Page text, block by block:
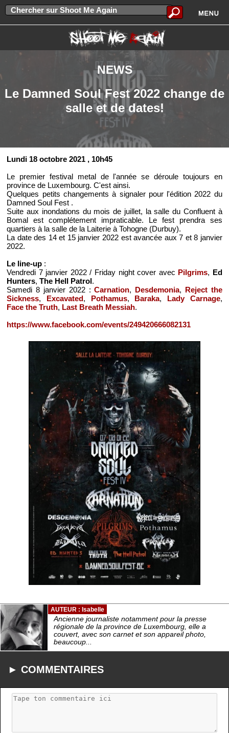
NEWS
Le Damned Soul Fest 2022 change de
salle et de dates!
Lundi 18 octobre 2021 , 10h45
Le premier festival metal de l'année se déroule toujours en
province de Luxembourg. C'est ainsi.
Quelques petits changements à signaler pour l'édition 2022 du
Damned Soul Fest .
Suite aux inondations du mois de juillet, la salle du Confluent à
Bomal est complétement impraticable. Le fest prendra ses
quartiers à la salle de la Laiterie à Tohogne (Durbuy).
La date des 14 et 15 janvier 2022 est avancée aux 7 et 8 janvier
2022.
Le line-up :
Vendredi 7 janvier 2022 / Friday night cover avec Pilgrims, Ed
Hunters,The Hell Patrol.
Samedi 8 janvier 2022 :Carnation, Desdemonia, Reject the
Sickness, Excavated, Pothamus, Baraka, Lady Carnage,
Face the Truth, Last Breath Messiah.
https://www.facebook.com/events/249420666082131
AUTEUR : Isabelle
Ancienne journaliste notamment pour la presse
régionale de la province de Luxembourg, elle a
couvert, avec son carnet et son appareil photo,
beaucoup...
► COMMENTAIRES